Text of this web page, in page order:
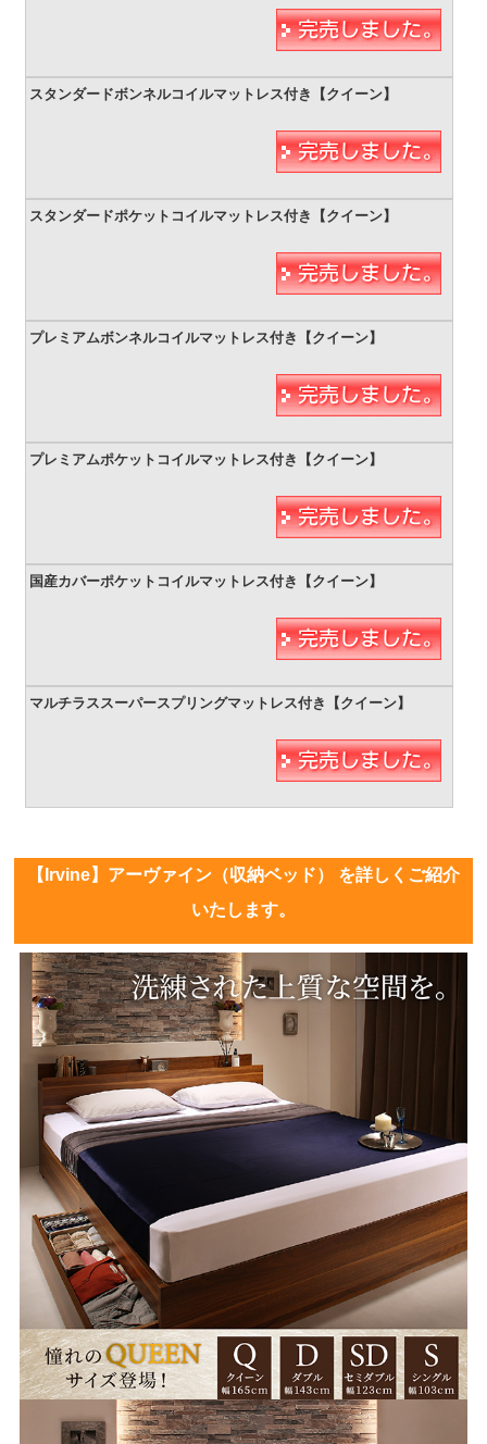
【Irvine】アーヴァイン（収納ベッド） を詳しくご紹介
いたします。